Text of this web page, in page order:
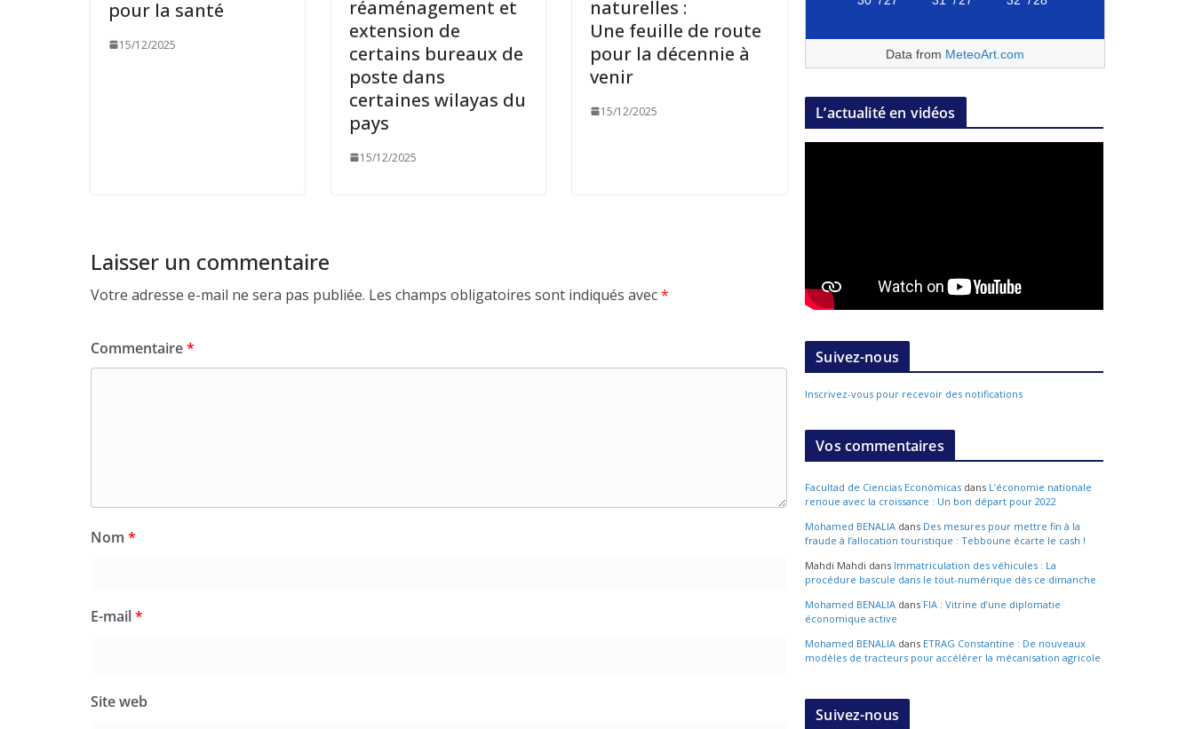
pour la santé
15/12/2025
réaménagement et
extension de
certains bureaux de
poste dans
certaines wilayas du
pays
15/12/2025
naturelles :
Une feuille de route
pour la décennie à
venir
15/12/2025
Laisser un commentaire
Votre adresse e-mail ne sera pas publiée. Les champs obligatoires sont indiqués avec*
Commentaire*
Nom *
E-mail*
Site web
Data from MeteoArt.com
L’actualité en vidéos
Suivez-nous
Inscrivez-vous pour recevoir des notifications
Vos commentaires
Facultad de Ciencias Económicas dans L’économie nationale
renoue avec la croissance : Un bon départ pour 2022
Mohamed BENALIA dans Des mesures pour mettre fin à la
fraude à l’allocation touristique : Tebboune écarte le cash !
Mahdi Mahdi dans Immatriculation des véhicules : La
procédure bascule dans le tout-numérique dès ce dimanche
Mohamed BENALIA dans FIA : Vitrine d’une diplomatie
économique active
Mohamed BENALIA dans ETRAG Constantine : De nouveaux
modèles de tracteurs pour accélérer la mécanisation agricole
Suivez-nous